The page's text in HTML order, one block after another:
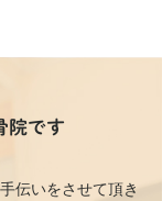
院です
伝いをさせて頂き